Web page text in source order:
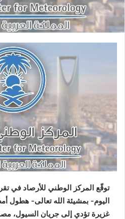
توقّع المركز الوطني للأرصاد في
اليوم- بمشيئة الله تعالى- هطول
غزيرة تؤدي إلى جريان السيول،